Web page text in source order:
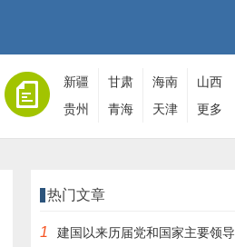
新疆 甘肃 海南
山西
贵州
青海 天津 更多
热门文章
1 建国以来历届党和国家主要领导人全名单